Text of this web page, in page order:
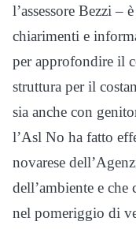
l’assessore Bezzi –
chiarimenti e
per approfondire il
struttura per il
sia anche con
l’Asl No ha fatto
novarese
dell’ambiente e
nel pomeriggio di